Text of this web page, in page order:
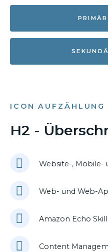
ICON AUFZÄHLUNG
H2 -
Website-, Mobile-
Web- und Web-
Amazon Echo
Content